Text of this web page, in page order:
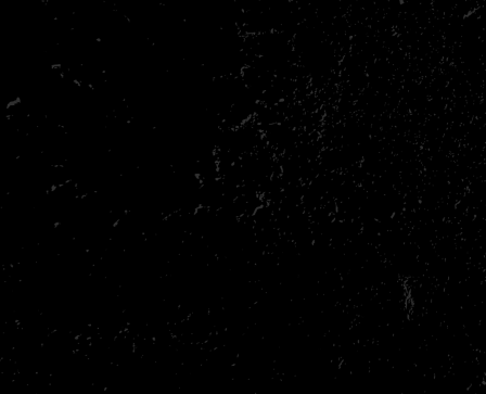
Judo is een Japanse vechtsport voor jong en oud, voor jongens én
meisjes. Het werd ontwikkeld door Jigoro Kano (1860 – 1938)
vanuit de traditionele Japanse vechtkunst Jiu Jitsu. Voor Kano was
judo veel meer dan een sport; hij zag het vooral als een manier om
kinderen op te voeden. Niet voor niets zei hij ooit: “Judo kun je
alleen maar leren door het te doen!” Kinderen leren bij judo om
elkaar te respecteren, samen te werken en op een veilige manier te
werpen en te vallen. De vaste regel is dan ook: judo is fijn zonder
Braziliaans Jiu Jitsu (BJJ) is de grondvechtsport waarbij techniek het
altijd wint van kracht. Op de grond leren kinderen hoe ze zich slim
kunnen verdedigen en bevrijden, zonder dat iemand pijn wordt
gedaan. BJJ is een mooie aanvulling op judo: waar judo zich richt
op werpen en staand worstelen, leert BJJ je wat je op de grond kunt
doen. Samen geven ze je kind een complete basis in zelfverdediging
— én een flinke dosis zelfvertrouwen.